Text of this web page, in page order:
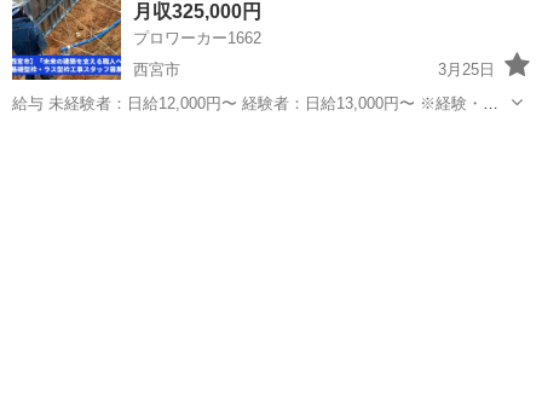
月収325,000円
プロワーカー1662
西宮市
3月25日
給与 未経験者：日給12,000円〜 経験者：日給13,000円〜 ※経験・能